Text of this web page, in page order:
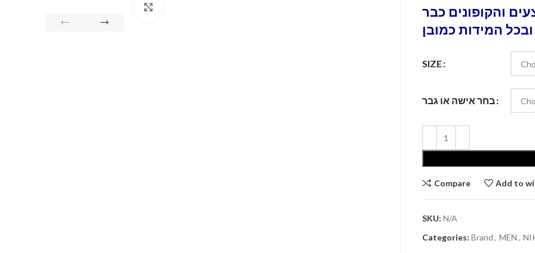
והקופונים כבר
המידות כמובן
SIZE
בחר אישה או גבר
Compare Add to
SKU: N/A
Categories: Brand, MEN,